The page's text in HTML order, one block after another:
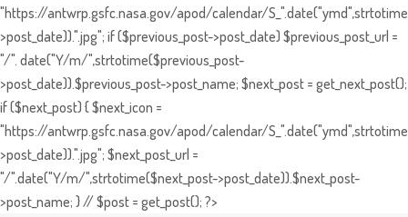
"https://antwrp.gsfc.nasa.gov/apod/calendar/
>post_date)).".jpg"; if ($previous_post->post_date) $previous_post_url =
"/". date("Y/m/",strtotime($previous_post-
>post_date)).$previous_post->post_name; $next_post = get_next_post();
if ($next_post) { $next_icon =
"https://antwrp.gsfc.nasa.gov/apod/calendar/
>post_date)).".jpg"; $next_post_url =
"/".date("Y/m/",strtotime($next_post->post_date)).$next_post-
>post_name; } // $post = get_post(); ?>